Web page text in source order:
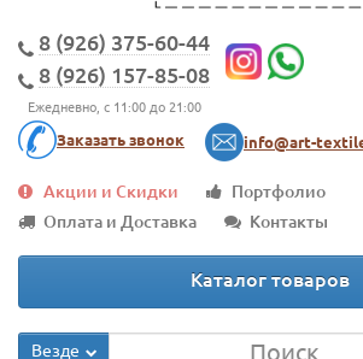
8 (926) 375-60-44
8 (926) 157-85-08
Ежедневно, с 11:00 до 21:00
Заказать звонок info@art-
Акции и Скидки
Портфолио
Оплата и Доставка
Контакты
Каталог товаров
Везде